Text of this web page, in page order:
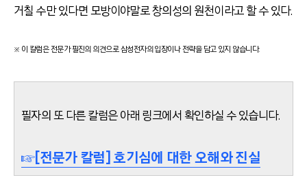
거칠 수만 있다면 모방이야말로 창의성의 원천이라고 할 수 있다.
※ 이 칼럼은 전문가 필진의 의견으로 삼성전자의 입장이나 전략을 담고 있지 않습니다.
필자의 또 다른 칼럼은 아래 링크에서 확인하실 수 있습니다.
☞[전문가 칼럼] 호기심에 대한 오해와 진실